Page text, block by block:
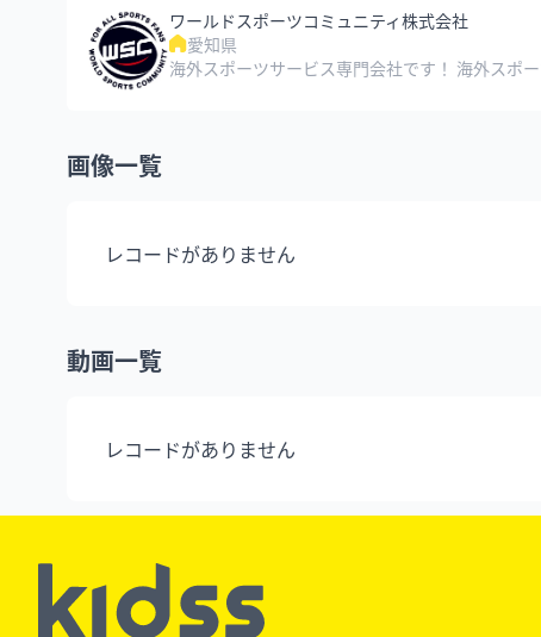
ワールドスポーツコミュニティ株式会社
愛知県
画像一覧
レコードがありません
動画一覧
レコードがありません